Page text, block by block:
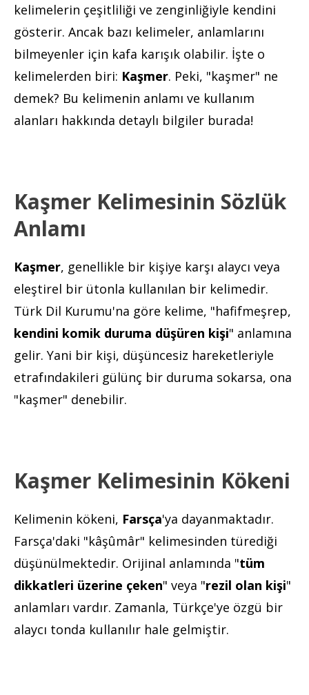
kelimelerin çeşitliliği ve zenginliğiyle kendini
gösterir. Ancak bazı kelimeler, anlamlarını
bilmeyenler için kafa karışık olabilir. İşte o
kelimelerden biri: Kaşmer. Peki, "kaşmer" ne
demek? Bu kelimenin anlamı ve kullanım
alanları hakkında detaylı bilgiler burada!
Kaşmer Kelimesinin Sözlük
Anlamı
Kaşmer, genellikle bir kişiye karşı alaycı veya
eleştirel bir ütonla kullanılan bir kelimedir.
Türk Dil Kurumu'na göre kelime, "hafifmeşrep,
kendini komik duruma düşüren kişi" anlamına
gelir. Yani bir kişi, düşüncesiz hareketleriyle
etrafındakileri gülünç bir duruma sokarsa, ona
"kaşmer" denebilir.
Kaşmer Kelimesinin Kökeni
Kelimenin kökeni, Farsça'ya dayanmaktadır.
Farsça'daki "kâşûmâr" kelimesinden türediği
düşünülmektedir. Orijinal anlamında "tüm
dikkatleri üzerine çeken" veya "rezil olan kişi"
anlamları vardır. Zamanla, Türkçe'ye özgü bir
alaycı tonda kullanılır hale gelmiştir.